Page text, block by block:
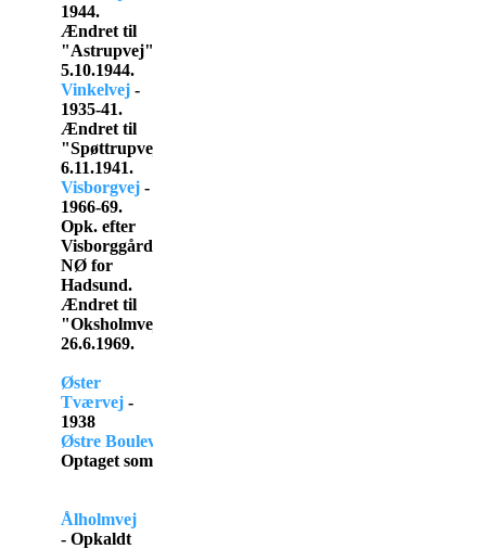
1944.
Ændret til
"Astrupvej"
5.10.1944.
Vinkelvej -
1935-41.
Ændret til
"Spøttrupvej"
6.11.1941.
Visborgvej -
1966-69.
Opk. efter
Visborggård
NØ for
Hadsund.
Ændret til
"Oksholmvej"
26.6.1969.
Øster
Tværvej -
1938
Østre Boulevard
Optaget som offentlig i 1932 under navnet "Sandvejen".
Ålholmvej
- Opkaldt